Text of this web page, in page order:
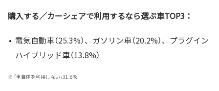
購入する／カーシェアで利用するなら選ぶ車TOP3：
電気自動車（25.3%）、ガソリン車（20.2%）、プラグイン
ハイブリッド車（13.8%）
※ 「車自体を利用しない」31.8%